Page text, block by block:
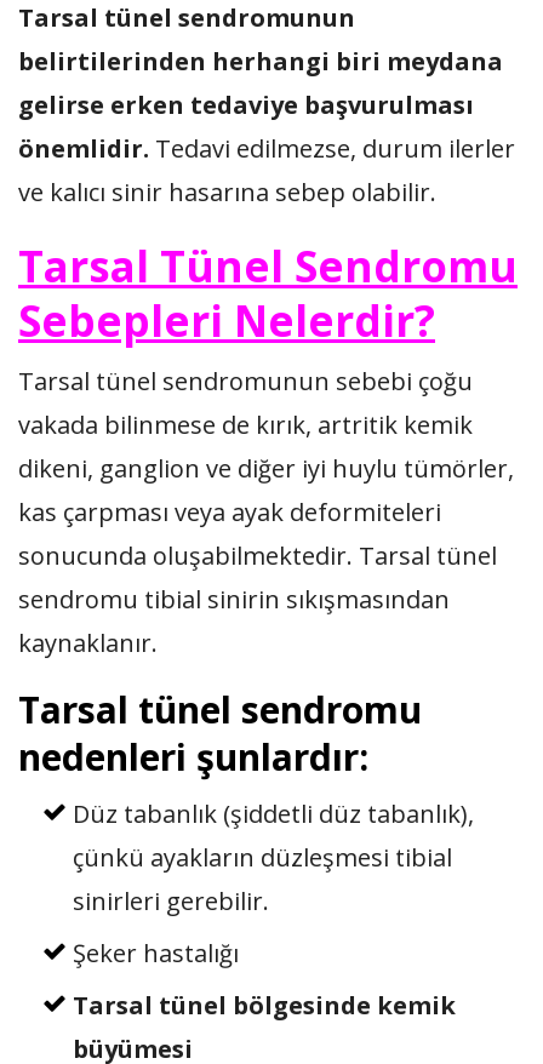
Tarsal tünel sendromunun
belirtilerinden herhangi biri meydana
gelirse erken tedaviye başvurulması
önemlidir. Tedavi edilmezse, durum ilerler
ve kalıcı sinir hasarına sebep olabilir.
Tarsal Tünel Sendromu
Sebepleri Nelerdir?
Tarsal tünel sendromunun sebebi çoğu
vakada bilinmese de kırık, artritik kemik
dikeni, ganglion ve diğer iyi huylu tümörler,
kas çarpması veya ayak deformiteleri
sonucunda oluşabilmektedir. Tarsal tünel
sendromu tibial sinirin sıkışmasından
kaynaklanır.
Tarsal tünel sendromu
nedenleri şunlardır:
Düz tabanlık (şiddetli düz tabanlık),
çünkü ayakların düzleşmesi tibial
sinirleri gerebilir.
Şeker hastalığı
Tarsal tünel bölgesinde kemik
büyümesi